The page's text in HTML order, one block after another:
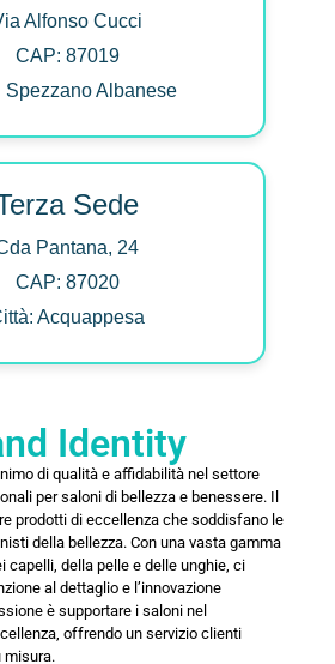
Alfonso Cucci
CAP: 87019
Spezzano Albanese
Sede
Pantana, 24
CAP: 87020
Acquappesa
Identity
di qualità e affidabilità nel settore
per saloni di bellezza e benessere. Il
prodotti di eccellenza che soddisfano le
della bellezza. Con una vasta gamma
capelli, della pelle e delle unghie, ci
al dettaglio e l’innovazione
è supportare i saloni nel
offrendo un servizio clienti
misura.